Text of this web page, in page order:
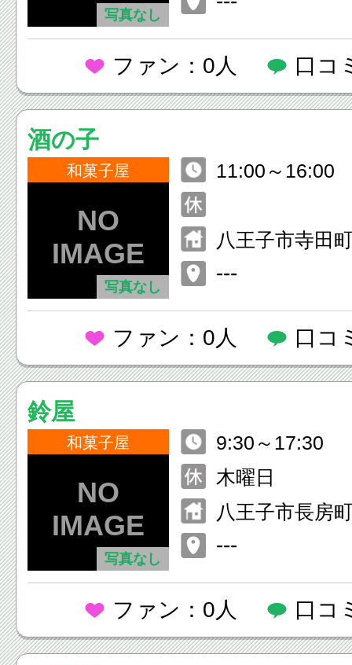
写真なし
ファン：0人 口コ
酒の子
和菓子屋
写真なし
11:00～16:00
八王子市寺田
---
ファン：0人 口コ
鈴屋
和菓子屋
写真なし
9:30～17:30
木曜日
八王子市長房
---
ファン：0人 口コ